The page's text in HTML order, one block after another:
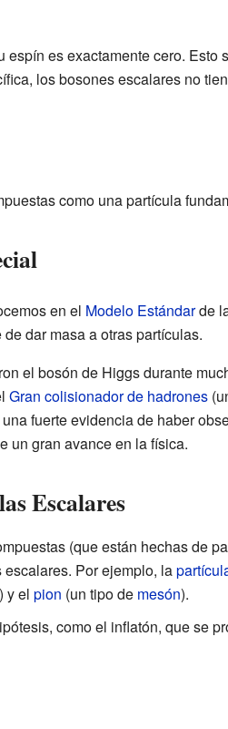
es exactamente cero. Esto
los bosones escalares no
como una partícula
en el Modelo Estándarde
dar masa a otras partículas.
el bosón de Higgs durante
Gran colisionador de hadrones
fuerte evidencia de haber
un gran avance en la física.
Escalares
(que están hechas de
Por ejemplo, la
y el pion (un tipo de mesón).
como el inflatón, que se